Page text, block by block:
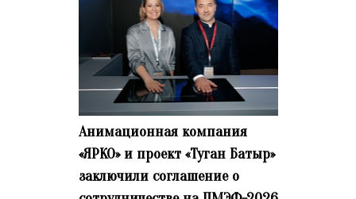
Анимационная компания
«ЯРКО» и проект «Туган Батыр»
заключили соглашение о